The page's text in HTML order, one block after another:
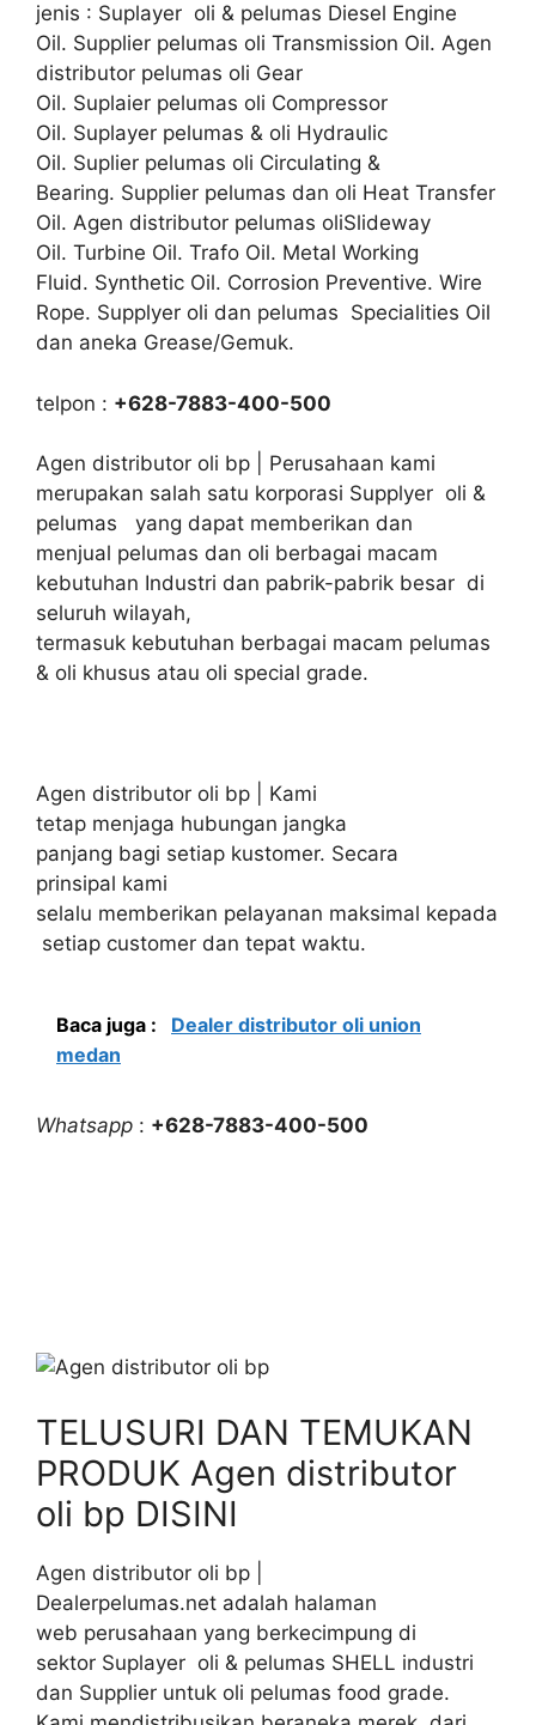
jenis : Suplayer oli & pelumas Diesel Engine
Oil. Supplier pelumas oli Transmission Oil. Agen
distributor pelumas oli Gear
Oil. Suplaier pelumas oli Compressor
Oil. Suplayer pelumas & oli Hydraulic
Oil. Suplier pelumas oli Circulating &
Bearing. Supplier pelumas dan oli Heat Transfer
Oil. Agen distributor pelumas oliSlideway
Oil. Turbine Oil. Trafo Oil. Metal Working
Fluid. Synthetic Oil. Corrosion Preventive. Wire
Rope. Supplyer oli dan pelumas Specialities Oil
dan aneka Grease/Gemuk.
telpon : +628-7883-400-500
Agen distributor oli bp | Perusahaan kami
merupakan salah satu korporasi Supplyer oli &
pelumas yang dapat memberikan dan
menjual pelumas dan oli berbagai macam
kebutuhan Industri dan pabrik-pabrik besar di
seluruh wilayah,
termasuk kebutuhan berbagai macam pelumas
& oli khusus atau oli special grade.
Agen distributor oli bp | Kami
tetap menjaga hubungan jangka
panjang bagi setiap kustomer. Secara
prinsipal kami
selalu memberikan pelayanan maksimal kepada
setiap customer dan tepat waktu.
Baca juga :
Dealer distributor oli union
medan
Whatsapp : +628-7883-400-500
TELUSURI DAN TEMUKAN
PRODUK Agen distributor
oli bp DISINI
Agen distributor oli bp |
Dealerpelumas.net adalah halaman
web perusahaan yang berkecimpung di
sektor Suplayer oli & pelumas SHELL industri
dan Supplier untuk oli pelumas food grade.